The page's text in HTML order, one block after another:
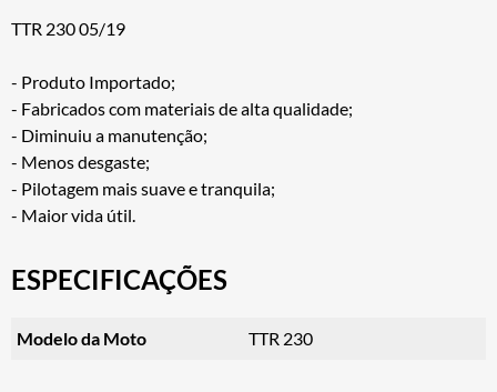
TTR 230 05/19
- Produto Importado;
- Fabricados com materiais de alta qualidade;
- Diminuiu a manutenção;
- Menos desgaste;
- Pilotagem mais suave e tranquila;
- Maior vida útil.
ESPECIFICAÇÕES
Modelo da Moto TTR 230